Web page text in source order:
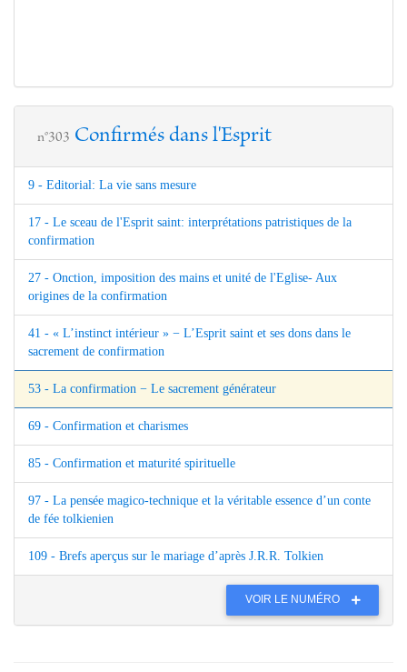
n°303 Confirmés dans l'Esprit
9 - Editorial: La vie sans mesure
17 - Le sceau de l'Esprit saint: interprétations patristiques de la
confirmation
27 - Onction, imposition des mains et unité de l'Eglise- Aux
origines de la confirmation
41 - « L’instinct intérieur » − L’Esprit saint et ses dons dans le
sacrement de confirmation
53 - La confirmation − Le sacrement générateur
69 - Confirmation et charismes
85 - Confirmation et maturité spirituelle
97 - La pensée magico-technique et la véritable essence d’un conte
de fée tolkienien
109 - Brefs aperçus sur le mariage d’après J.R.R. Tolkien
VOIR LE NUMÉRO